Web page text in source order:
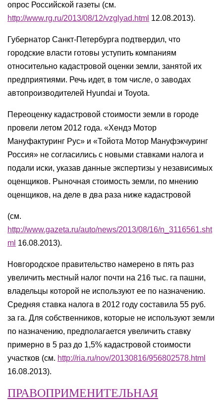
опрос Российской газеты (см.
http://www.rg.ru/2013/08/12/vzglyad.html 12.08.2013).
Губернатор Санкт-Петербурга подтвердил, что
городские власти готовы уступить компаниям
относительно кадастровой оценки земли, занятой их
предприятиями. Речь идет, в том числе, о заводах
автопроизводителей Hyundai и Toyota.
Переоценку кадастровой стоимости земли в городе
провели летом 2012 года. «Хендэ Мотор
Мануфактуринг Рус» и «Тойота Мотор Мануфэкчуринг
Россия» не согласились с новыми ставками налога и
подали иски, указав данные экспертизы у независимых
оценщиков. Рыночная стоимость земли, по мнению
оценщиков, на деле в два раза ниже кадастровой
(см.
http://www.gazeta.ru/auto/news/2013/08/16/n_3116561.sht
ml 16.08.2013).
Новгородское правительство намерено в пять раз
увеличить местный налог почти на 216 тыс. га пашни,
владельцы которой не используют ее по назначению.
Средняя ставка налога в 2012 году составила 55 руб.
за га. Для собственников, которые не используют земли
по назначению, предполагается увеличить ставку
примерно в 5 раз до 1,5% кадастровой стоимости
участков (см. http://ria.ru/nov/20130816/956802578.html
16.08.2013).
ПРАВОПРИМЕНИТЕЛЬНАЯ